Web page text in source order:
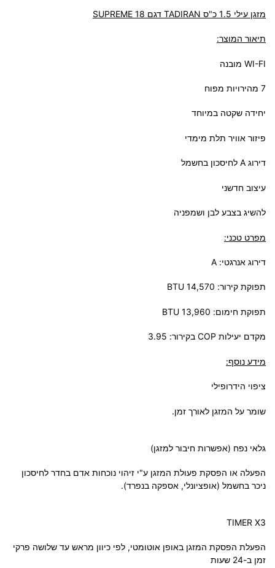
מזגן עילי 1.5 כ"ס TADIRAN דגם SUPREME 18
תיאור המוצר:
WI-FI מובנה
7 מהירויות מפוח
יחידה שקטה במיוחד
פיזור אוויר תלת מימדי
דירוג A לחיסכון בחשמל
עיצוב חדשני
להשיג בצבע לבן ושמפניה
מפרט טכני:
דירוג אנרגטי: A
תפוקת קירור: 14,570 BTU
תפוקת חימום: 13,960 BTU
מקדם יעילות COP בקירור: 3.95
מידע נוסף:
ציפוי הידרופילי
שומר על המזגן לאורך זמן.
גלאי נפח (אפשרות חיבור למזגן)
הפעלה או הפסקת פעולת המזגן ע"י זיהוי נוכחות אדם בחדר לחיסכון
ניכר בחשמל (אופציונלי, אספקה בנפרד).
TIMER X3
הפעלת הפסקת המזגן באופן אוטומטי, לפי כיוון מראש עד שלושה פרקי
זמן ב-24 שעות